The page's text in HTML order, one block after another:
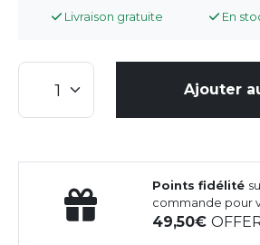
Livraison gratuite En
Ajouter
Points fidélité
commande pour
49,50